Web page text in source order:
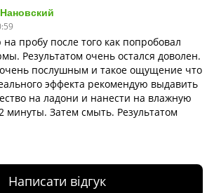
пробу после того как попробовал
Результатом очень остался доволен.
очень послушным и такое ощущение что
эффекта рекомендую выдавить
на ладони и нанести на влажную
минуты. Затем смыть. Результатом
Написати відгук